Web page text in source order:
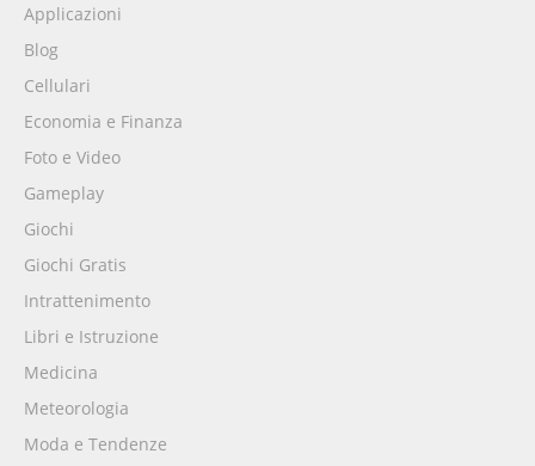
Applicazioni
Blog
Cellulari
Economia e Finanza
Foto e Video
Gameplay
Giochi
Giochi Gratis
Intrattenimento
Libri e Istruzione
Medicina
Meteorologia
Moda e Tendenze